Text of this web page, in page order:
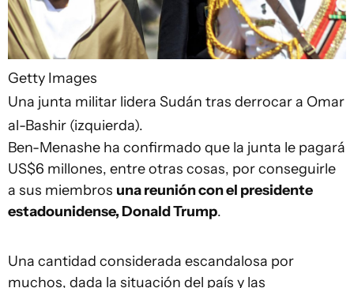
Getty Images
Una junta militar lidera Sudán tras derrocar a Omar
al-Bashir (izquierda).
Ben-Menashe ha confirmado que la junta le pagará
US$6 millones, entre otras cosas, por conseguirle
a sus miembros una reunión con el presidente
estadounidense, Donald Trump.
Una cantidad considerada escandalosa por
muchos, dada la situación del país y las